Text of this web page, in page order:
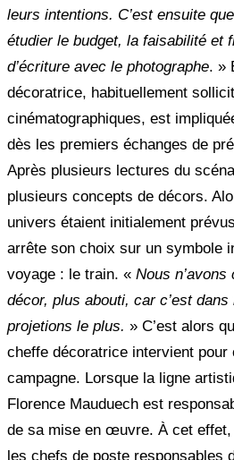
leurs intentions. C’est ensuite
étudier le budget, la faisabilité et
d’écriture avec le photographe. »
décoratrice, habituellement
cinématographiques, est
dès les premiers échanges de
Après plusieurs lectures du
plusieurs concepts de décors.
univers étaient initialement
arrête son choix sur un symbole
voyage : le train. « Nous n’avons
décor, plus abouti, car c’est
projetions le plus. » C’est alors
cheffe décoratrice intervient pour
campagne. Lorsque la ligne
Florence Mauduech est
de sa mise en œuvre. À cet
les chefs de poste responsables